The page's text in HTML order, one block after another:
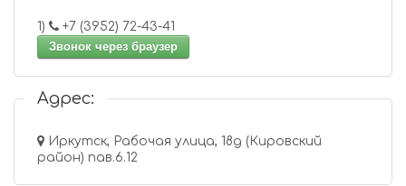
1)
+7 (3952) 72-43-41
Звонок через браузер
Адрес:
Иркутск, Рабочая улица, 18д (Кировский
район) пав.6.12